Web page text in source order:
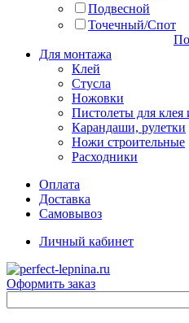
Подвесной
Точечный/Спот
Для монтажа
Клей
Стусла
Ножовки
Пистолеты для клея
Карандаши, рулетки
Ножи строительные
Расходники
Оплата
Доставка
Самовывоз
Личный кабинет
Оформить заказ